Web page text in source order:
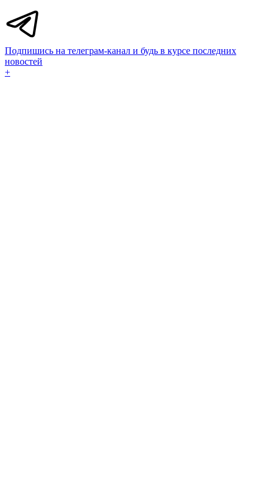
Подпишись на телеграм-канал и будь в курсе последних
новостей
+